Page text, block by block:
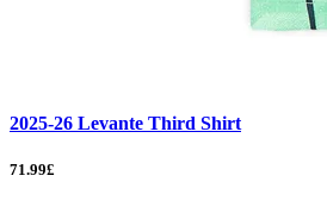
2025-26 Levante Third Shirt
71.99£